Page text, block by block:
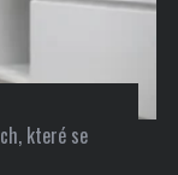
které se